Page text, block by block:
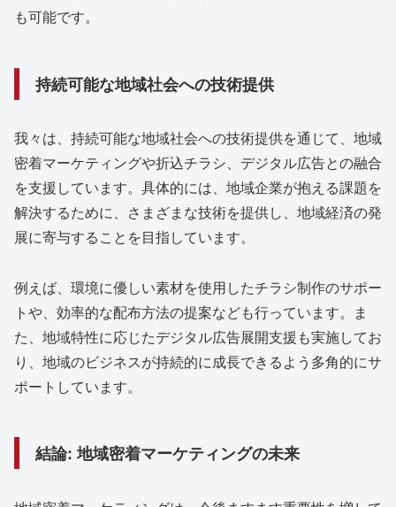
も可能です。
持続可能な地域社会への技術提供
我々は、持続可能な地域社会への技術提供を通じて、地域
密着マーケティングや折込チラシ、デジタル広告との融合
を支援しています。具体的には、地域企業が抱える課題を
解決するために、さまざまな技術を提供し、地域経済の発
展に寄与することを目指しています。
例えば、環境に優しい素材を使用したチラシ制作のサポー
トや、効率的な配布方法の提案なども行っています。ま
た、地域特性に応じたデジタル広告展開支援も実施してお
り、地域のビジネスが持続的に成長できるよう多角的にサ
ポートしています。
結論: 地域密着マーケティングの未来